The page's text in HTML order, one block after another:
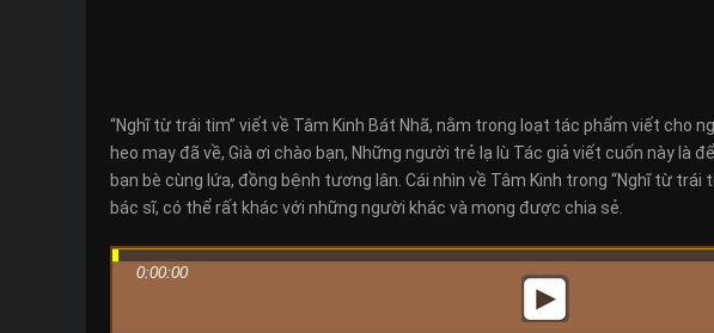
“Nghĩ từ trái tim” viết về Tâm Kinh Bát Nhã, nằm trong loạt tác phẩm viết cho
heo may đã về, Già ơi chào bạn, Những người trẻ lạ lù Tác giả viết cuốn này là
bạn bè cùng lứa, đồng bệnh tương lân. Cái nhìn về Tâm Kinh trong “Nghĩ từ
bác sĩ, có thể rất khác với những người khác và mong được chia sẻ.
0:00:00